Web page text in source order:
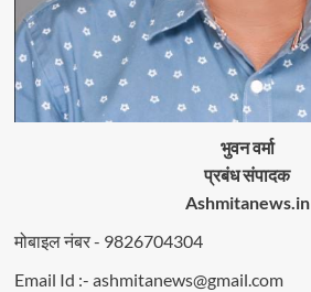
भुवन वर्मा
प्रबंध संपादक
Ashmitanews.in
मोबाइल नंबर - 9826704304
Email Id :- ashmitanews@gmail.com